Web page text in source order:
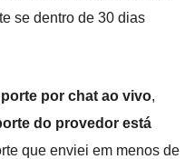
se dentro de 30 dias
por chat ao vivo,
do provedor está
que enviei em menos de